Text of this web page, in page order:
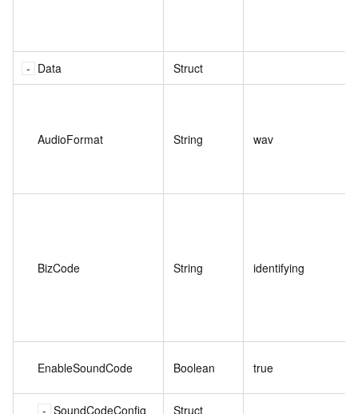
Data Struct
AudioFormat String wav
BizCode String identifying
EnableSoundCode Boolean true
SoundCodeConfig Struct